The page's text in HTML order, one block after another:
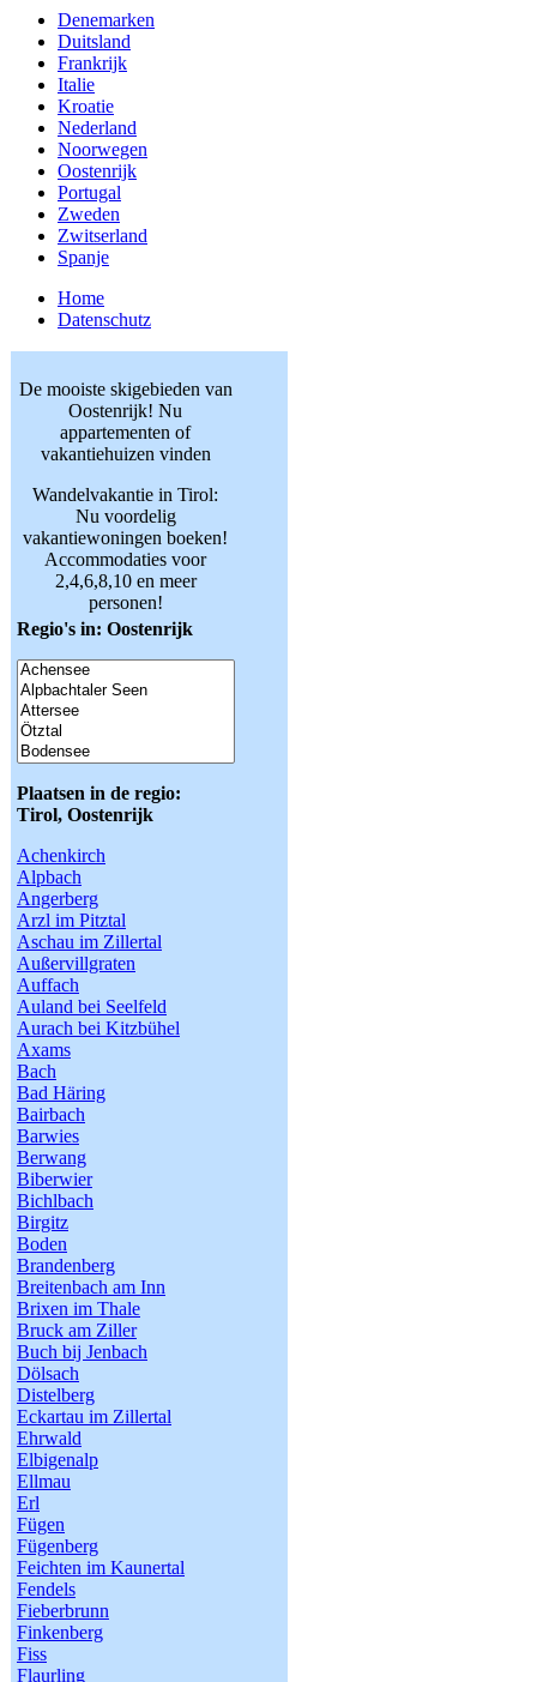
Denemarken
Duitsland
Frankrijk
Italie
Kroatie
Nederland
Noorwegen
Oostenrijk
Portugal
Zweden
Zwitserland
Spanje
Home
Datenschutz
De mooiste skigebieden van
Oostenrijk! Nu
appartementen of
vakantiehuizen vinden
Wandelvakantie in Tirol:
Nu voordelig
vakantiewoningen boeken!
Accommodaties voor
2,4,6,8,10 en meer
personen!
Regio's in: Oostenrijk
Plaatsen in de regio:
Tirol, Oostenrijk
Achenkirch
Alpbach
Angerberg
Arzl im Pitztal
Aschau im Zillertal
Außervillgraten
Auffach
Auland bei Seelfeld
Aurach bei Kitzbühel
Axams
Bach
Bad Häring
Bairbach
Barwies
Berwang
Biberwier
Bichlbach
Birgitz
Boden
Brandenberg
Breitenbach am Inn
Brixen im Thale
Bruck am Ziller
Buch bij Jenbach
Dölsach
Distelberg
Eckartau im Zillertal
Ehrwald
Elbigenalp
Ellmau
Erl
Fügen
Fügenberg
Feichten im Kaunertal
Fendels
Fieberbrunn
Finkenberg
Fiss
Flaurling